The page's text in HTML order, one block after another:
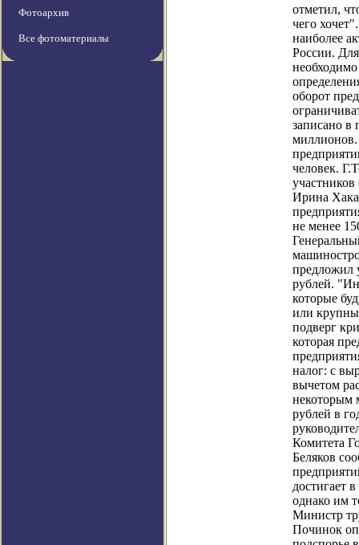
Фотоархив
Все фотоматериалы
отметил,
чего
наиболее
России.
оборот
записано в
человек.
Ирина
не менее
предложил
рублей.
которые
или
подверг
которая
налог: с
вычетом
некоторым
рублей в
Комитета
Беляков
достигает
однако им
Министр
Починок